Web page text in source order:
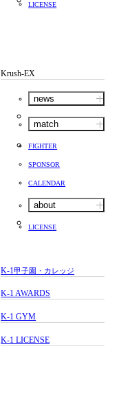
LICENSE
Krush-EX
news
match
FIGHTER
SPONSOR
CALENDAR
about
LICENSE
K-1甲子園・カレッジ
K-1 AWARDS
K-1 GYM
K-1 LICENSE